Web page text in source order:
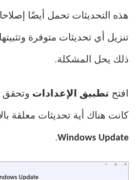
هذه التحديثات تحمل أيضًا
تنزيل أي تحديثات متوفرة
ذلك يحل المشكلة.
افتح تطبيق الإعدادات وتحقق
كانت هناك أية تحديثات معلقة
Windows Update
.